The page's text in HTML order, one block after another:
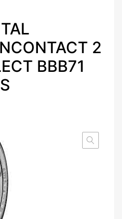
2
BBB71